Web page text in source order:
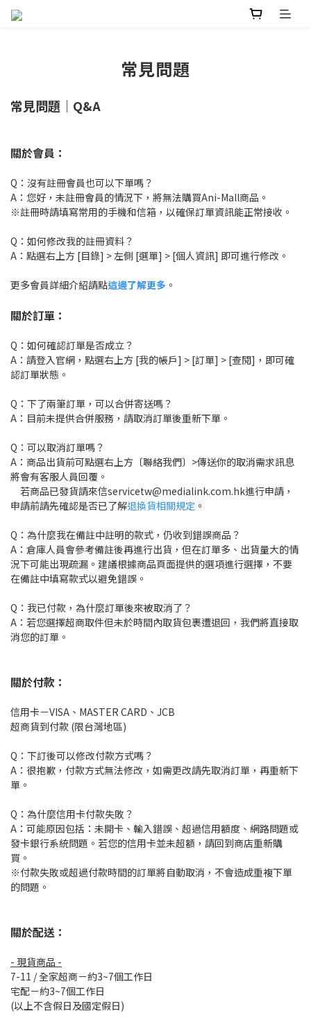
常見問題
常見問題｜Q&A
關於會員：
Q：沒有註冊會員也可以下單嗎？
A：您好，未註冊會員的情況下，將無法購買Ani-Mall商品。
※註冊時請填寫常用的手機和信箱，以確保訂單資訊能正常接收。
Q：如何修改我的註冊資料？
A：點選右上方 [目錄] > 左側 [選單] > [個人資訊] 即可進行修改。
更多會員詳細介紹請點這邊了解更多 。
關於訂單：
Q：如何確認訂單是否成立？
A：請登入官網，點選右上方 [我的帳戶] > [訂單] > [查閱]，即可確
認訂單狀態。
Q：下了兩筆訂單，可以合併寄送嗎？
A：目前未提供合併服務，請取消訂單後重新下單。
Q：可以取消訂單嗎？
A：商品出貨前可點選右上方〔聯絡我們〕>傳送你的取消需求訊息
將會有客服人員回覆。
若商品已發貨請來信servicetw@medialink.com.hk進行申請，
申請前請先確認是否已了解退換貨相關規定 。
Q：為什麼我在備註中註明的款式，仍收到錯誤商品？
A：倉庫人員會參考備註後再進行出貨，但在訂單多、出貨量大的情
況下可能出現疏漏。建議根據商品頁面提供的選項進行選擇，不要
在備註中填寫款式以避免錯誤。
Q：我已付款，為什麼訂單後來被取消了？
A：若您選擇超商取件但未於時間內取貨包裹遭退回，我們將直接取
消您的訂單。
關於付款：
信用卡－VISA、MASTER CARD、JCB
超商貨到付款 (限台灣地區)
Q：下訂後可以修改付款方式嗎？
A：很抱歉，付款方式無法修改，如需更改請先取消訂單，再重新下
單。
Q：為什麼信用卡付款失敗？
A：可能原因包括：未開卡、輸入錯誤、超過信用額度、網路問題或
發卡銀行系統問題。若您的信用卡並未超額，請回到商店重新購
買。
※付款失敗或超過付款時間的訂單將自動取消，不會造成重複下單
的問題。
關於配送：
- 現貨商品 -
7-11 / 全家超商－約3~7個工作日
宅配－約3~7個工作日
(以上不含假日及國定假日)